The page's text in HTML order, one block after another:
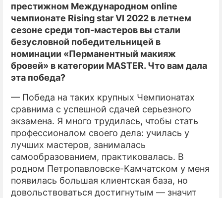
престижном Международном online
чемпионате Rising star VI 2022 в летнем
сезоне среди топ-мастеров вы стали
безусловной победительницей в
номинации «Перманентный макияж
бровей» в категории MASTER. Что вам дала
эта победа?
— Победа на таких крупных Чемпионатах
сравнима с успешной сдачей серьезного
экзамена. Я много трудилась, чтобы стать
профессионалом своего дела: училась у
лучших мастеров, занималась
самообразованием, практиковалась. В
родном Петропавловске-Камчатском у меня
появилась большая клиентская база, но
довольствоваться достигнутым — значит